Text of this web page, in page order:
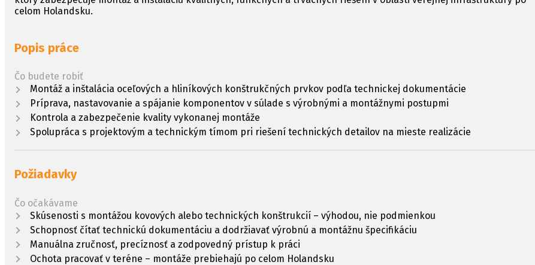
celom Holandsku.
Popis práce
Čo budete robiť
Montáž a inštalácia oceľových a hliníkových konštrukčných prvkov podľa technickej dokumentácie
Príprava, nastavovanie a spájanie komponentov v súlade s výrobnými a montážnymi postupmi
Kontrola a zabezpečenie kvality vykonanej montáže
Spolupráca s projektovým a technickým tímom pri riešení technických detailov na mieste realizácie
Požiadavky
Čo očakávame
Skúsenosti s montážou kovových alebo technických konštrukcií – výhodou, nie podmienkou
Schopnosť čítať technickú dokumentáciu a dodržiavať výrobnú a montážnu špecifikáciu
Manuálna zručnosť, precíznosť a zodpovedný prístup k práci
Ochota pracovať v teréne – montáže prebiehajú po celom Holandsku